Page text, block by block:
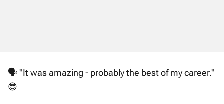
🗣️ "It was amazing - probably the best of my career."
😎